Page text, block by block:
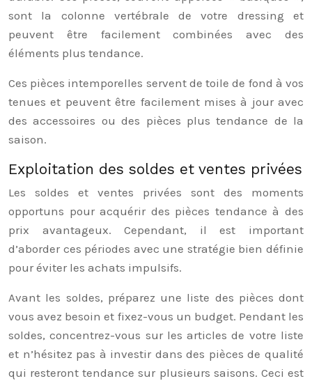
sont la colonne vertébrale de votre dressing et
peuvent être facilement combinées avec des
éléments plus tendance.
Ces pièces intemporelles servent de toile de fond à vos
tenues et peuvent être facilement mises à jour avec
des accessoires ou des pièces plus tendance de la
saison.
Exploitation des soldes et ventes privées
Les soldes et ventes privées sont des moments
opportuns pour acquérir des pièces tendance à des
prix avantageux. Cependant, il est important
d’aborder ces périodes avec une stratégie bien définie
pour éviter les achats impulsifs.
Avant les soldes, préparez une liste des pièces dont
vous avez besoin et fixez-vous un budget. Pendant les
soldes, concentrez-vous sur les articles de votre liste
et n’hésitez pas à investir dans des pièces de qualité
qui resteront tendance sur plusieurs saisons. Ceci est